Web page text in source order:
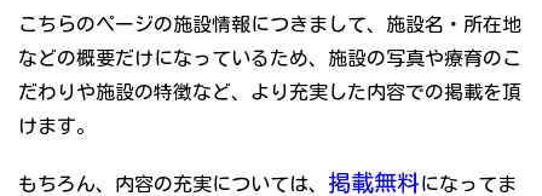
こちらのページの施設情報につきまして、施設名・所在地
などの概要だけになっているため、施設の写真や療育のこ
だわりや施設の特徴など、より充実した内容での掲載を頂
けます。
もちろん、内容の充実については、 掲載無料になってま